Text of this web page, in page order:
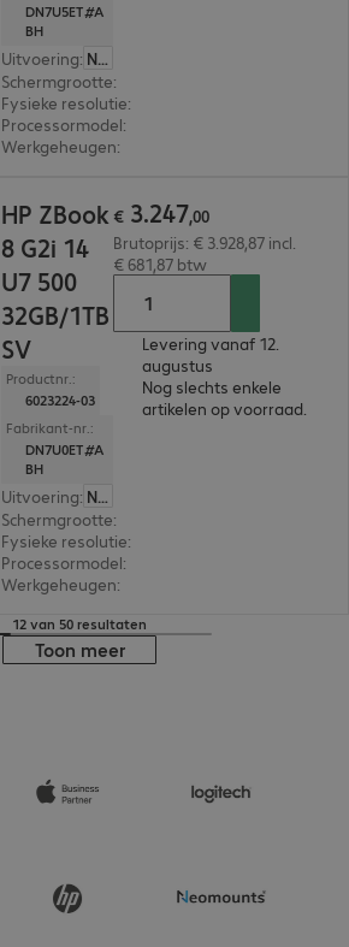
DN7U5ET#A
BH
Uitvoering:
Nederland
Schermgrootte:
Fysieke resolutie:
Processormodel:
Werkgeheugen:
HP ZBook
8 G2i 14
U7 500
32GB/1TB
SV
Productnr.:
6023224-03
Fabrikant-nr.:
DN7U0ET#A
BH
Uitvoering:
Nederland
Schermgrootte:
Fysieke resolutie:
Processormodel:
Werkgeheugen:
€ 3.247,00
Brutoprijs: € 3.928,87 incl.
€ 681,87 btw
Levering vanaf 12.
augustus
Nog slechts enkele
artikelen op voorraad.
12 van 50 resultaten
Toon meer